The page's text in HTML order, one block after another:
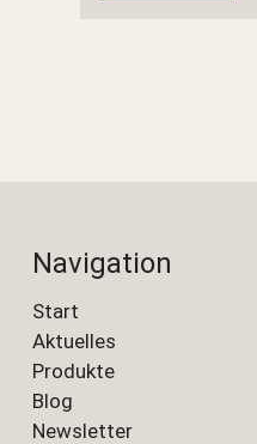
Navigation
Start
Aktuelles
Produkte
Blog
Newsletter